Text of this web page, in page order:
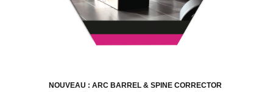
NOUVEAU : ARC BARREL & SPINE CORRECTOR